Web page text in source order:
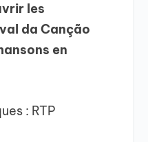
les
da Canção
en
: RTP